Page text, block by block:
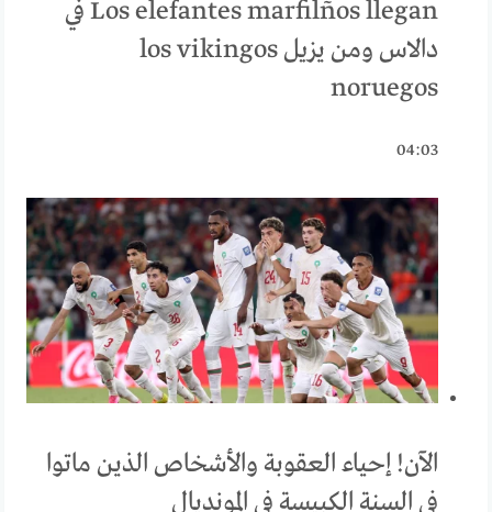
Los elefantes marfilños llegan في
دالاس ومن يزيل los vikingos
noruegos
04:03
الآن! إحياء العقوبة والأشخاص الذين ماتوا
في السنة الكبيسة في المونديال